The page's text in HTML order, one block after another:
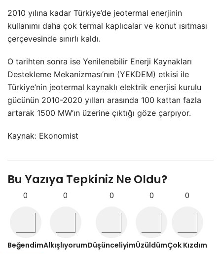
2010 yılına kadar Türkiye’de jeotermal enerjinin
kullanımı daha çok termal kaplıcalar ve konut ısıtması
çerçevesinde sınırlı kaldı.
O tarihten sonra ise Yenilenebilir Enerji Kaynakları
Destekleme Mekanizması’nın (YEKDEM) etkisi ile
Türkiye’nin jeotermal kaynaklı elektrik enerjisi kurulu
gücünün 2010-2020 yılları arasında 100 kattan fazla
artarak 1500 MW’ın üzerine çıktığı göze çarpıyor.
Kaynak: Ekonomist
Bu Yazıya Tepkiniz Ne Oldu?
0
Beğendim
0
Alkışlıyorum
0
Düşünceliyim
0
Üzüldüm
0
Çok Kızdım